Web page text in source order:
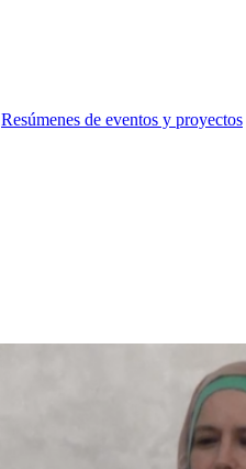
Resúmenes de eventos y proyectos